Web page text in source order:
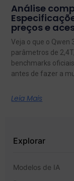
Análise
preços e
Veja o que o
parâmetros de
benchmarks
antes de fazer a
Leia Mais
Explorar
Modelos de IA